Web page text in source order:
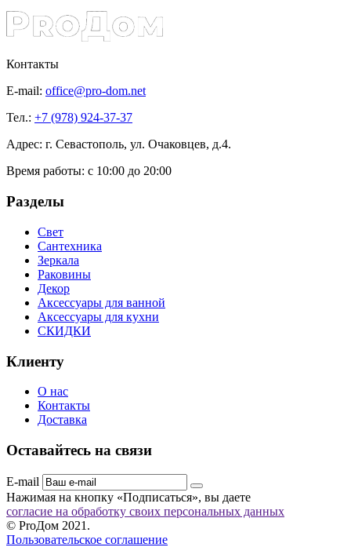
Контакты
E-mail: office@pro-dom.net
Тел.: +7 (978) 924-37-37
Адрес: г. Севастополь, ул. Очаковцев, д.4.
Время работы: с 10:00 до 20:00
Разделы
Свет
Сантехника
Зеркала
Раковины
Декор
Аксессуары для ванной
Аксессуары для кухни
СКИДКИ
Клиенту
О нас
Контакты
Доставка
Оставайтесь на связи
E-mail
Нажимая на кнопку «Подписаться», вы даете
согласие на обработку своих персональных данных
© ProДом 2021.
Пользовательское соглашение